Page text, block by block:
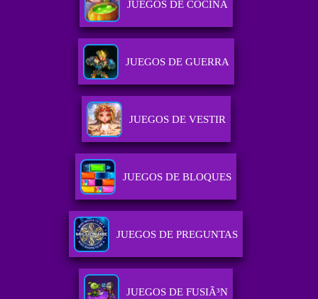
JUEGOS DE COCINA
JUEGOS DE GUERRA
JUEGOS DE VESTIR
JUEGOS DE BLOQUES
JUEGOS DE PREGUNTAS
JUEGOS DE FUSIÃ³N